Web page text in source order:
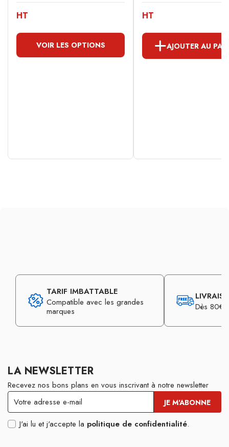
HT
VOIR LES OPTIONS
HT
AJOUTER AU
TARIF IMBATTABLE
Compatible avec les grandes
marques
Dès 80€
LA NEWSLETTER
Recevez nos bons plans en vous inscrivant à notre newsletter
J'ai lu et j'accepte la politique de confidentialité.